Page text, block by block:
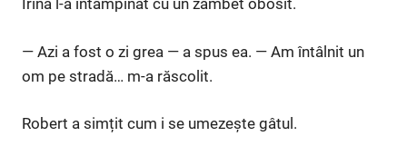
Irina l-a întâmpinat cu un zâmbet obosit.
— Azi a fost o zi grea — a spus ea. — Am întâlnit un
om pe stradă… m-a răscolit.
Robert a simțit cum i se umezește gâtul.